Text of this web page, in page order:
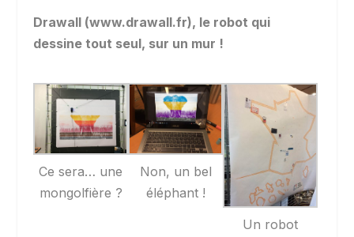
Drawall (www.drawall.fr), le robot qui
dessine tout seul, sur un mur !
Ce sera… une
mongolfière ?
Non, un bel
éléphant !
Un robot